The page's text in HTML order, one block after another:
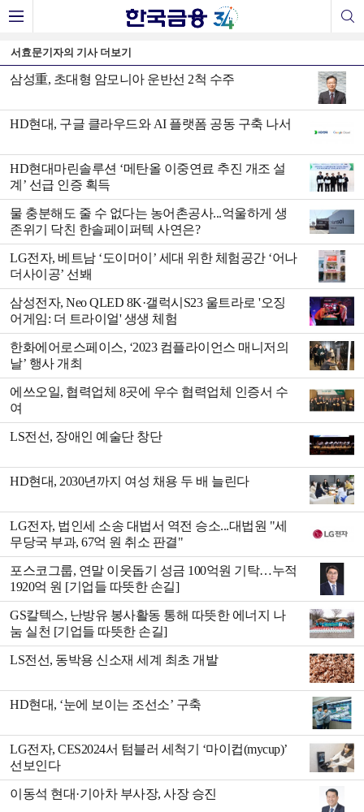
서효문기자의 기사 더보기
삼성重, 초대형 암모니아 운반선 2척 수주
HD현대, 구글 클라우드와 AI 플랫폼 공동 구축 나서
HD현대마린솔루션 ‘메탄올 이중연료 추진 개조 설
계’ 선급 인증 획득
물 충분해도 줄 수 없다는 농어촌공사...억울하게 생
존위기 닥친 한솔페이퍼텍 사연은?
LG전자, 베트남 ‘도이머이’ 세대 위한 체험공간 ‘어나
더사이공’ 선봬
삼성전자, Neo QLED 8K·갤럭시S23 울트라로 '오징
어게임: 더 트라이얼' 생생 체험
한화에어로스페이스, ‘2023 컴플라이언스 매니저의
날’ 행사 개최
에쓰오일, 협력업체 8곳에 우수 협력업체 인증서 수
여
LS전선, 장애인 예술단 창단
HD현대, 2030년까지 여성 채용 두 배 늘린다
LG전자, 법인세 소송 대법서 역전 승소...대법원 "세
무당국 부과, 67억 원 취소 판결"
포스코그룹, 연말 이웃돕기 성금 100억원 기탁…누적
1920억 원 [기업들 따뜻한 손길]
GS칼텍스, 난방유 봉사활동 통해 따뜻한 에너지 나
눔 실천 [기업들 따뜻한 손길]
LS전선, 동박용 신소재 세계 최초 개발
HD현대, ‘눈에 보이는 조선소’ 구축
LG전자, CES2024서 텀블러 세척기 ‘마이컵(mycup)’
선보인다
이동석 현대·기아차 부사장, 사장 승진